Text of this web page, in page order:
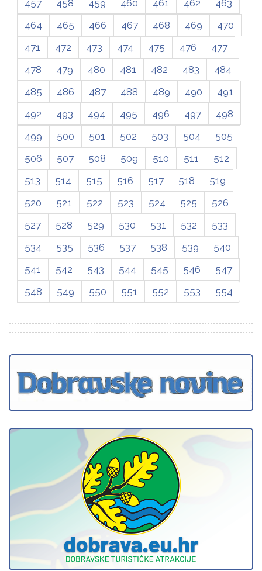
457 458 459 460 461 462
463
464
465 466 467 468 469
470
471
472 473 474 475 476
477
478
479 480 481 482 483
484
485
486 487 488 489 490
491
492
493 494 495 496 497
498
499
500 501 502 503 504
505
506
507 508 509 510 511
512
513
514 515 516 517 518
519
520
521 522 523 524 525
526
527
528 529 530 531 532
533
534
535 536 537 538 539
540
541
542 543 544 545 546
547
548
549 550 551 552 553 554